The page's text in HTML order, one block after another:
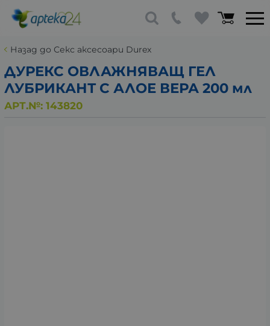
Назад до Секс аксесоари Durex
ДУРЕКС ОВЛАЖНЯВАЩ ГЕЛ
ЛУБРИКАНТ С АЛОЕ ВЕРА 200 мл
АРТ.№: 143820